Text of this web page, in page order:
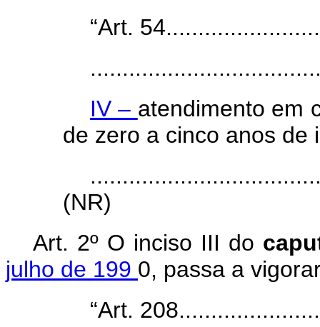
“Art.
IV – atendimento em
de zero a cinco anos de
(NR)
Art. 2º O inciso III do
julho de 199 0, passa a
“Art.